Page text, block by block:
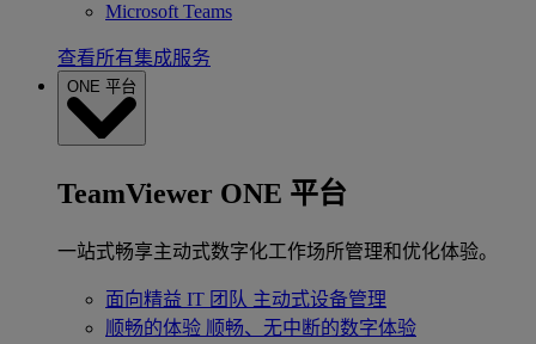
Microsoft Teams
查看所有集成服务
ONE 平台
TeamViewer ONE 平台
一站式畅享主动式数字化工作场所管理和优化体验。
面向精益 IT 团队 主动式设备管理
顺畅的体验 顺畅、无中断的数字体验